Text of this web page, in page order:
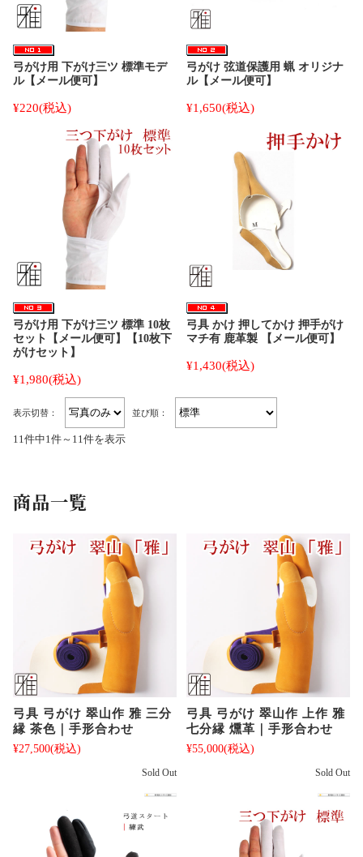
弓がけ用 下がけ三ツ 標準モデ
ル【メール便可】
¥220(税込)
弓がけ 弦道保護用 蝋 オリジナ
ル【メール便可】
¥1,650(税込)
弓がけ用 下がけ三ツ 標準 10枚
セット【メール便可】【10枚下
がけセット】
¥1,980(税込)
弓具 かけ 押してかけ 押手がけ
マチ有 鹿革製 【メール便可】
¥1,430(税込)
表示切替： 並び順：
11件中1件～11件を表示
商品一覧
弓具 弓がけ 翠山作 雅 三分
縁 茶色｜手形合わせ
¥27,500(税込)
Sold Out
弓具 弓がけ 翠山作 上作 雅
七分縁 燻革｜手形合わせ
¥55,000(税込)
Sold Out